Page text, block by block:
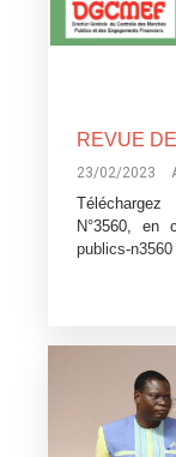
23/02/2023
N°3560, en
publics-n3560